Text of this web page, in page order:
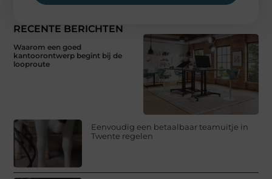
RECENTE BERICHTEN
Waarom een goed
kantoorontwerp begint bij de
looproute
Eenvoudig een betaalbaar teamuitje in
Twente regelen